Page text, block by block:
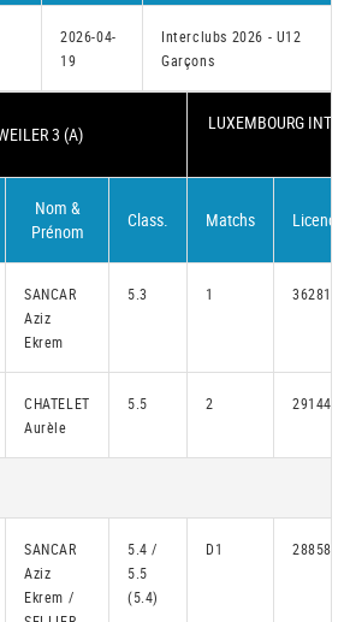
2026-04-
19
Interclubs 2026 - U12
Garçons
3 (A)
LUXEMBOURG
Nom &
Prénom
Class. Matchs Licence
SANCAR
Aziz
Ekrem
5.3 1 36281
CHATELET
Aurèle
5.5 2 29144
SANCAR
Aziz
Ekrem /
5.4 /
5.5
(5.4)
D1 28858